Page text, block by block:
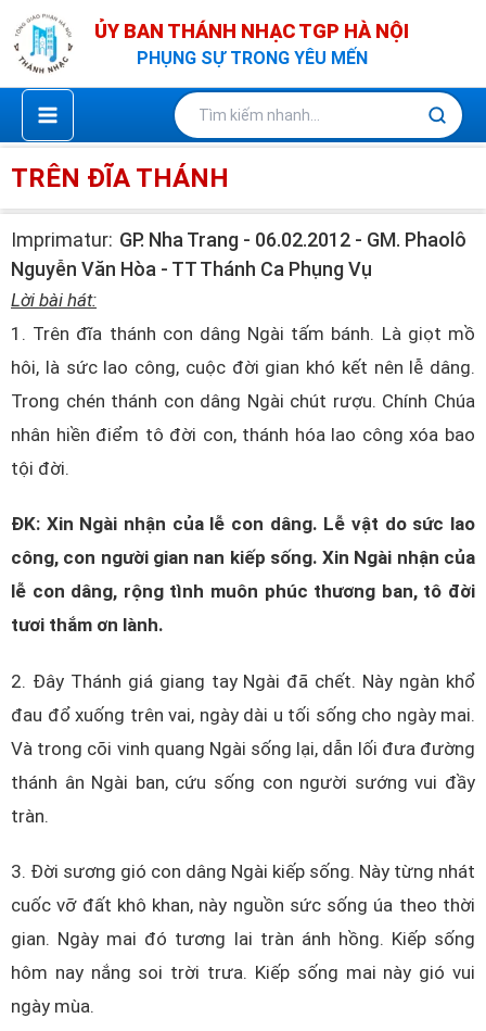
Nhảy
tới
nội
dung
ỦY BAN THÁNH NHẠC TGP HÀ NỘI
PHỤNG SỰ TRONG YÊU MẾN
TRÊN ĐĨA THÁNH
Imprimatur: GP. Nha Trang - 06.02.2012 - GM. Phaolô
Nguyễn Văn Hòa - TT Thánh Ca Phụng Vụ
Lời bài hát:
1. Trên đĩa thánh con dâng Ngài tấm bánh. Là giọt mồ
hôi, là sức lao công, cuộc đời gian khó kết nên lễ dâng.
Trong chén thánh con dâng Ngài chút rượu. Chính Chúa
nhân hiền điểm tô đời con, thánh hóa lao công xóa bao
tội đời.
ĐK: Xin Ngài nhận của lễ con dâng. Lễ vật do sức lao
công, con người gian nan kiếp sống. Xin Ngài nhận của
lễ con dâng, rộng tình muôn phúc thương ban, tô đời
tươi thắm ơn lành.
2. Đây Thánh giá giang tay Ngài đã chết. Này ngàn khổ
đau đổ xuống trên vai, ngày dài u tối sống cho ngày mai.
Và trong cõi vinh quang Ngài sống lại, dẫn lối đưa đường
thánh ân Ngài ban, cứu sống con người sướng vui đầy
tràn.
3. Đời sương gió con dâng Ngài kiếp sống. Này từng nhát
cuốc vỡ đất khô khan, này nguồn sức sống úa theo thời
gian. Ngày mai đó tương lai tràn ánh hồng. Kiếp sống
hôm nay nắng soi trời trưa. Kiếp sống mai này gió vui
ngày mùa.